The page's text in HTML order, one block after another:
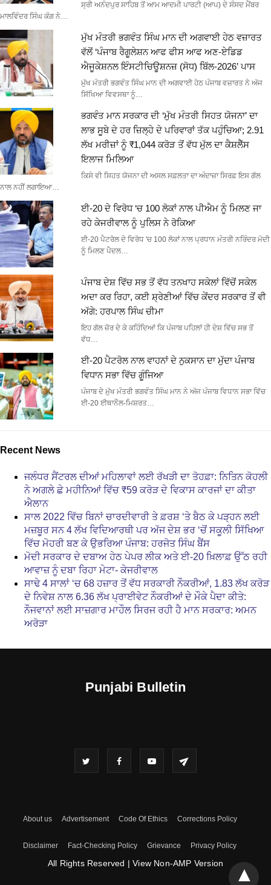
ਸ੍ਰੀ ਅਨੰਦਪੁਰ ਸਾਹਿਬ ਤੋਂ ਆਮ ਆਦਮੀ ਪਾਰਟੀ (ਆਪ) ਦੇ ਸੰਸਦ ਮੈਂਬਰ
ਮਾਲਵਿੰਦਰ ਸਿੰਘ ਕੰਗ ਨੇ…
ਮੁੱਖ ਮੰਤਰੀ ਭਗਵੰਤ ਸਿੰਘ ਮਾਨ ਦੀ ਅਗਵਾਈ ਹੇਠ ਵਜ਼ਾਰਤ
ਵੱਲੋਂ ‘ਪੰਜਾਬ ਰੈਗੂਲੇਸ਼ਨ ਆਫ ਫੀਸ ਆਫ ਅਣ-ਏਡਿਡ
ਐਜੂਕੇਸ਼ਨਲ ਇੰਸਟੀਚਿਊਸ਼ਨਜ਼ (ਸੋਧ) ਬਿੱਲ-2026’ ਪਾਸ
ਮੁੱਖ ਮੰਤਰੀ ਭਗਵੰਤ ਸਿੰਘ ਮਾਨ ਦੀ ਅਗਵਾਈ ਹੇਠ ਪੰਜਾਬ ਵਜ਼ਾਰਤ ਨੇ ਅੱਜ
ਸਿੱਖਿਆ ਵਿਵਸਥਾ ਨੂੰ…
ਭਗਵੰਤ ਮਾਨ ਸਰਕਾਰ ਦੀ ‘ਮੁੱਖ ਮੰਤਰੀ ਸਿਹਤ ਯੋਜਨਾ’ ਦਾ
ਲਾਭ ਸੂਬੇ ਦੇ ਹਰ ਜ਼ਿਲ੍ਹੇ ਦੇ ਪਰਿਵਾਰਾਂ ਤੱਕ ਪਹੁੰਚਿਆ; 2.91
ਲੱਖ ਮਰੀਜ਼ਾਂ ਨੂੰ ₹1,044 ਕਰੋੜ ਤੋਂ ਵੱਧ ਮੁੱਲ ਦਾ ਕੈਸ਼ਲੈੱਸ
ਇਲਾਜ ਮਿਲਿਆ
ਕਿਸੇ ਵੀ ਸਿਹਤ ਯੋਜਨਾ ਦੀ ਅਸਲ ਸਫ਼ਲਤਾ ਦਾ ਅੰਦਾਜ਼ਾ ਸਿਰਫ਼ ਇਸ ਗੱਲ
ਨਾਲ ਨਹੀਂ ਲਗਾਇਆ…
ਈ-20 ਦੇ ਵਿਰੋਧ ‘ਚ 100 ਲੋਕਾਂ ਨਾਲ ਪੀਐਮ ਨੂੰ ਮਿਲਣ ਜਾ
ਰਹੇ ਕੇਜਰੀਵਾਲ ਨੂੰ ਪੁਲਿਸ ਨੇ ਰੋਕਿਆ
ਈ-20 ਪੈਟਰੋਲ ਦੇ ਵਿਰੋਧ 'ਚ 100 ਲੋਕਾਂ ਨਾਲ ਪ੍ਰਧਾਨ ਮੰਤਰੀ ਨਰਿੰਦਰ ਮੋਦੀ
ਨੂੰ ਮਿਲਣ ਪੈਦਲ…
ਪੰਜਾਬ ਦੇਸ਼ ਵਿੱਚ ਸਭ ਤੋਂ ਵੱਧ ਤਨਖਾਹ ਸਕੇਲਾਂ ਵਿੱਚੋਂ ਸਕੇਲ
ਅਦਾ ਕਰ ਰਿਹਾ, ਕਈ ਸ਼੍ਰੇਣੀਆਂ ਵਿੱਚ ਕੇਂਦਰ ਸਰਕਾਰ ਤੋਂ ਵੀ
ਅੱਗੇ: ਹਰਪਾਲ ਸਿੰਘ ਚੀਮਾ
ਇਹ ਗੱਲ ਜ਼ੋਰ ਦੇ ਕੇ ਕਹਿੰਦਿਆਂ ਕਿ ਪੰਜਾਬ ਪਹਿਲਾਂ ਹੀ ਦੇਸ਼ ਵਿੱਚ ਸਭ ਤੋਂ
ਵੱਧ…
ਈ-20 ਪੈਟਰੋਲ ਨਾਲ ਵਾਹਨਾਂ ਦੇ ਨੁਕਸਾਨ ਦਾ ਮੁੱਦਾ ਪੰਜਾਬ
ਵਿਧਾਨ ਸਭਾ ਵਿੱਚ ਗੂੰਜਿਆ
ਪੰਜਾਬ ਦੇ ਮੁੱਖ ਮੰਤਰੀ ਭਗਵੰਤ ਸਿੰਘ ਮਾਨ ਨੇ ਅੱਜ ਪੰਜਾਬ ਵਿਧਾਨ ਸਭਾ ਵਿੱਚ
ਈ-20 ਈਥਾਨੌਲ-ਮਿਸ਼ਰਤ…
Recent News
ਜਲੰਧਰ ਸੈਂਟਰਲ ਦੀਆਂ ਮਹਿਲਾਵਾਂ ਲਈ ਰੱਖੜੀ ਦਾ ਤੋਹਫ਼ਾ: ਨਿਤਿਨ ਕੋਹਲੀ
ਨੇ ਅਗਲੇ ਛੇ ਮਹੀਨਿਆਂ ਵਿੱਚ ₹59 ਕਰੋੜ ਦੇ ਵਿਕਾਸ ਕਾਰਜਾਂ ਦਾ ਕੀਤਾ
ਐਲਾਨ
ਸਾਲ 2022 ਵਿੱਚ ਬਿਨਾਂ ਚਾਰਦੀਵਾਰੀ ਤੇ ਫ਼ਰਸ਼ ‘ਤੇ ਬੈਠ ਕੇ ਪੜ੍ਹਨ ਲਈ
ਮਜ਼ਬੂਰ ਸਨ 4 ਲੱਖ ਵਿਦਿਆਰਥੀ ਪਰ ਅੱਜ ਦੇਸ਼ ਭਰ ‘ਚੋਂ ਸਕੂਲੀ ਸਿੱਖਿਆ
ਵਿੱਚ ਮੋਹਰੀ ਬਣ ਕੇ ਉਭਰਿਆ ਪੰਜਾਬ: ਹਰਜੋਤ ਸਿੰਘ ਬੈਂਸ
ਮੋਦੀ ਸਰਕਾਰ ਦੇ ਦਬਾਅ ਹੇਠ ਪੇਪਰ ਲੀਕ ਅਤੇ ਈ-20 ਖ਼ਿਲਾਫ਼ ਉੱਠ ਰਹੀ
ਆਵਾਜ਼ ਨੂੰ ਦਬਾ ਰਿਹਾ ਮੇਟਾ- ਕੇਜਰੀਵਾਲ
ਸਾਢੇ 4 ਸਾਲਾਂ ‘ਚ 68 ਹਜ਼ਾਰ ਤੋਂ ਵੱਧ ਸਰਕਾਰੀ ਨੌਕਰੀਆਂ, 1.83 ਲੱਖ ਕਰੋੜ
ਦੇ ਨਿਵੇਸ਼ ਨਾਲ 6.36 ਲੱਖ ਪ੍ਰਾਈਵੇਟ ਨੌਕਰੀਆਂ ਦੇ ਮੌਕੇ ਪੈਦਾ ਕੀਤੇ:
ਨੌਜਵਾਨਾਂ ਲਈ ਸਾਜ਼ਗਾਰ ਮਾਹੌਲ ਸਿਰਜ ਰਹੀ ਹੈ ਮਾਨ ਸਰਕਾਰ: ਅਮਨ
ਅਰੋੜਾ
Punjabi Bulletin
About us Advertisement Code Of Ethics Corrections Policy
Disclaimer Fact-Checking Policy Grievance Privacy Policy
All Rights Reserved | View Non-AMP Version